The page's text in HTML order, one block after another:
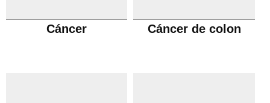
Cáncer Cáncer de colon